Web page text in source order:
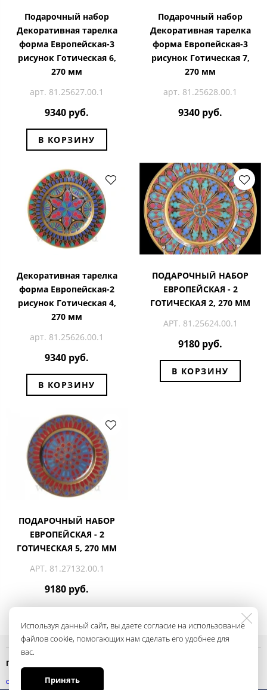
Подарочный набор
Декоративная тарелка
форма Европейская-3
рисунок Готическая 6,
270 мм
арт. 81.25627.00.1
9340 руб.
В КОРЗИНУ
Подарочный набор
Декоративная тарелка
форма Европейская-3
рисунок Готическая 7,
270 мм
арт. 81.25628.00.1
9340 руб.
Декоративная тарелка
форма Европейская-2
рисунок Готическая 4,
270 мм
арт. 81.25626.00.1
9340 руб.
В КОРЗИНУ
ПОДАРОЧНЫЙ НАБОР
ЕВРОПЕЙСКАЯ - 2
ГОТИЧЕСКАЯ 2, 270 ММ
АРТ. 81.25624.00.1
9180 руб.
В КОРЗИНУ
ПОДАРОЧНЫЙ НАБОР
ЕВРОПЕЙСКАЯ - 2
ГОТИЧЕСКАЯ 5, 270 ММ
АРТ. 81.27132.00.1
9180 руб.
Используя данный сайт, вы даете согласие на использование
файлов cookie, помогающих нам сделать его удобнее для
вас.
Принять
Политика конфиденциальности
смотреть